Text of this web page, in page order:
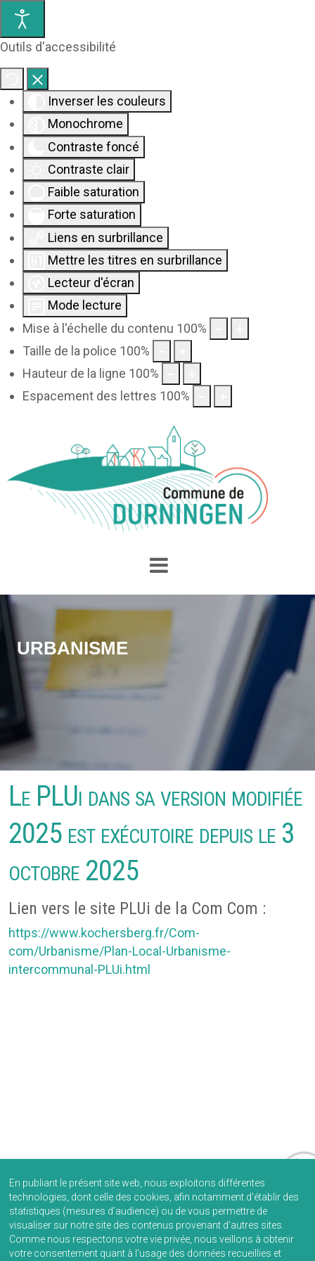
Outils d'accessibilité
Inverser les couleurs
Monochrome
Contraste foncé
Contraste clair
Faible saturation
Forte saturation
Liens en surbrillance
Mettre les titres en surbrillance
Lecteur d'écran
Mode lecture
Mise à l'échelle du contenu 100%
Taille de la police 100%
Hauteur de la ligne 100%
Espacement des lettres 100%
Urbanisme
Le PLUi dans sa version modifiée
2025 est exécutoire depuis le 3
octobre 2025
Lien vers le site PLUi de la Com Com :
https://www.kochersberg.fr/Com-
com/Urbanisme/Plan-Local-Urbanisme-
intercommunal-PLUi.html
En publiant le présent site web, nous exploitons différentes
technologies, dont celle des cookies, afin notamment d’établir des
statistiques (mesures d’audience) ou de vous permettre de
visualiser sur notre site des contenus provenant d’autres sites.
Comme nous respectons votre vie privée, nous veillons à obtenir
votre consentement quant à l’usage des données recueillies et